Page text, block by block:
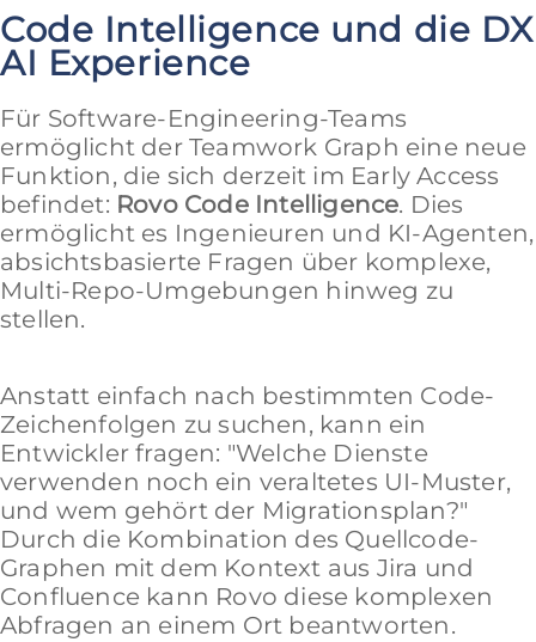
Code Intelligence und die DX
AI Experience
Für Software-Engineering-Teams
ermöglicht der Teamwork Graph eine neue
Funktion, die sich derzeit im Early Access
befindet: Rovo Code Intelligence. Dies
ermöglicht es Ingenieuren und KI-Agenten,
absichtsbasierte Fragen über komplexe,
Multi-Repo-Umgebungen hinweg zu
stellen.
Anstatt einfach nach bestimmten Code-
Zeichenfolgen zu suchen, kann ein
Entwickler fragen: "Welche Dienste
verwenden noch ein veraltetes UI-Muster,
und wem gehört der Migrationsplan?"
Durch die Kombination des Quellcode-
Graphen mit dem Kontext aus Jira und
Confluence kann Rovo diese komplexen
Abfragen an einem Ort beantworten.